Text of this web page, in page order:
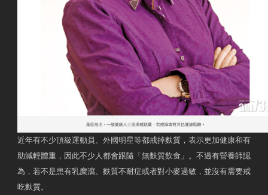
近年有不少頂級運動員、外國明星等都戒掉麩質，表示更加健康和有
助減輕體重，因此不少人都會跟隨「無麩質飲食」。不過有營養師認
為，若不是患有乳糜瀉、麩質不耐症或者對小麥過敏，並沒有需要戒
吃麩質。